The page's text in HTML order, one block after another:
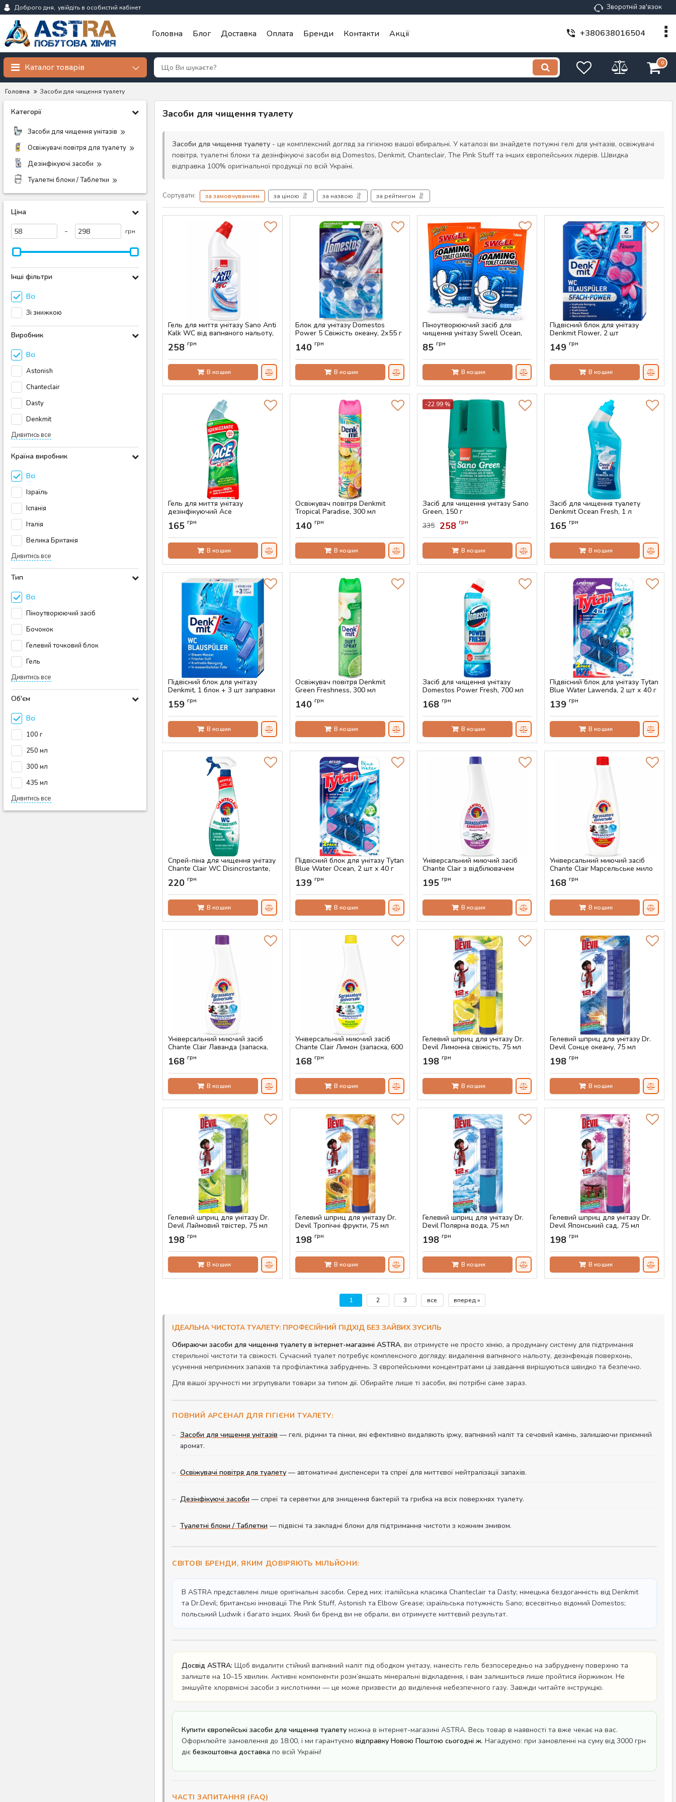
Доброго дня, увійдіть в особистий кабінет Зворотній зв'язок
Головна Блог Доставка Оплата Бренди Контакти Акції +380638016504
Каталог товарів 0
Головна Засоби для чищення туалету
Категорії
Засоби для чищення унітазів
Освіжувачі повітря для туалету
Дезінфікуючі засоби
Туалетні блоки / Таблетки
Ціна
- грн
Інші фільтри
Всі
Зі знижкою
Виробник
Всі
Astonish
Chanteclair
Dasty
Denkmit
Дивитись все
Країна виробник
Всі
Ізраїль
Іспанія
Італія
Велика Британія
Дивитись все
Тип
Всі
Піноутворюючий засіб
Бочонок
Гелевий точковий блок
Гель
Дивитись все
Об'єм
Всі
100 г
250 мл
300 мл
435 мл
Дивитись все
Засоби для чищення туалету
Засоби для чищення туалету - це комплексний догляд за гігієною вашої вбиральні. У каталозі ви знайдете потужні гелі для унітазів, освіжувачі
повітря, туалетні блоки та дезінфікуючі засоби від Domestos, Denkmit, Chanteclair, The Pink Stuff та інших європейських лідерів. Швидка
відправка 100% оригінальної продукції по всій Україні.
Сортувати: за замовчуванням за ціною за назвою за рейтингом
Гель для миття унітазу Sano Anti
Kalk WC від вапняного нальоту,
750 мл
Артикул:
258 грн
В кошик
Блок для унітазу Domestos
Power 5 Свіжість океану, 2х55 г
Артикул:AS-00816
140 грн
В кошик
Піноутворюючий засіб для
чищення унітазу Swell Ocean,
100 г
Артикул:
85 грн
В кошик
Підвісний блок для унітазу
Denkmit Flower, 2 шт
Артикул:AS-00797
149 грн
В кошик
Гель для миття унітазу
дезінфікуючий Ace
Disincrostante, 700 мл
Артикул:
165 грн
В кошик
Освіжувач повітря Denkmit
Tropical Paradise, 300 мл
Артикул:AS-00709
140 грн
В кошик
-22.99 %
Засіб для чищення унітазу Sano
Green, 150 г
Артикул:AS-00639
335 258 грн
В кошик
Засіб для чищення туалету
Denkmit Ocean Fresh, 1 л
Артикул:AS-00634
165 грн
В кошик
Підвісний блок для унітазу
Denkmit, 1 блок + 3 шт заправки
Артикул:AS-00618
159 грн
В кошик
Освіжувач повітря Denkmit
Green Freshness, 300 мл
Артикул:AS-00611
140 грн
В кошик
Засіб для чищення унітазу
Domestos Power Fresh, 700 мл
Артикул:AS-00602
168 грн
В кошик
Підвісний блок для унітазу Tytan
Blue Water Lawenda, 2 шт х 40 г
Артикул:AS-00601
139 грн
В кошик
Спрей-піна для чищення унітазу
Chante Clair WC Disincrostante,
625 мл
Артикул:
220 грн
В кошик
Підвісний блок для унітазу Tytan
Blue Water Ocean, 2 шт х 40 г
Артикул:AS-00473
139 грн
В кошик
Універсальний миючий засіб
Chante Clair з відбілювачем
(запаска, 625 мл)
Артикул:
195 грн
В кошик
Універсальний миючий засіб
Chante Clair Марсельське мило
(запаска, 600 мл)
Артикул:
168 грн
В кошик
Універсальний миючий засіб
Chante Clair Лаванда (запаска,
600 мл)
Артикул:
168 грн
В кошик
Універсальний миючий засіб
Chante Clair Лимон (запаска, 600
Артикул:
168 грн
В кошик
Гелевий шприц для унітазу Dr.
Devil Лимонна свіжість, 75 мл
Артикул:AS-00430
198 грн
В кошик
Гелевий шприц для унітазу Dr.
Devil Сонце океану, 75 мл
Артикул:AS-00429
198 грн
В кошик
Гелевий шприц для унітазу Dr.
Devil Лаймовий твістер, 75 мл
Артикул:AS-00428
198 грн
В кошик
Гелевий шприц для унітазу Dr.
Devil Тропічні фрукти, 75 мл
Артикул:AS-00427
198 грн
В кошик
Гелевий шприц для унітазу Dr.
Devil Полярна вода, 75 мл
Артикул:AS-00426
198 грн
В кошик
Гелевий шприц для унітазу Dr.
Devil Японський сад, 75 мл
Артикул:AS-00425
198 грн
В кошик
1 2 3 все вперед »
ІДЕАЛЬНА ЧИСТОТА ТУАЛЕТУ: ПРОФЕСІЙНИЙ ПІДХІД БЕЗ ЗАЙВИХ ЗУСИЛЬ
Обираючи засоби для чищення туалету в інтернет-магазині ASTRA, ви отримуєте не просто хімію, а продуману систему для підтримання
стерильної чистоти та свіжості. Сучасний туалет потребує комплексного догляду: видалення вапняного нальоту, дезінфекція поверхонь,
усунення неприємних запахів та профілактика забруднень. З європейськими концентратами ці завдання вирішуються швидко та безпечно.
Для вашої зручності ми згрупували товари за типом дії. Обирайте лише ті засоби, які потрібні саме зараз.
ПОВНИЙ АРСЕНАЛ ДЛЯ ГІГІЄНИ ТУАЛЕТУ:
Засоби для чищення унітазів — гелі, рідини та пінки, які ефективно видаляють іржу, вапняний наліт та сечовий камінь, залишаючи приємний
аромат.
Освіжувачі повітря для туалету — автоматичні диспенсери та спреї для миттєвої нейтралізації запахів.
Дезінфікуючі засоби — спреї та серветки для знищення бактерій та грибка на всіх поверхнях туалету.
Туалетні блоки / Таблетки — підвісні та закладні блоки для підтримання чистоти з кожним змивом.
СВІТОВІ БРЕНДИ, ЯКИМ ДОВІРЯЮТЬ МІЛЬЙОНИ:
В ASTRA представлені лише оригінальні засоби. Серед них: італійська класика Chanteclair та Dasty; німецька бездоганність від Denkmit
та Dr.Devil; британські інновації The Pink Stuff, Astonish та Elbow Grease; ізраїльська потужність Sano; всесвітньо відомий Domestos;
польський Ludwik і багато інших. Який би бренд ви не обрали, ви отримуєте миттєвий результат.
Досвід ASTRA: Щоб видалити стійкий вапняний наліт під ободком унітазу, нанесіть гель безпосередньо на забруднену поверхню та
залиште на 10–15 хвилин. Активні компоненти розм’якшать мінеральні відкладення, і вам залишиться лише пройтися йоржиком. Не
змішуйте хлорвмісні засоби з кислотними — це може призвести до виділення небезпечного газу. Завжди читайте інструкцію.
Купити європейські засоби для чищення туалету можна в інтернет-магазині ASTRA. Весь товар в наявності та вже чекає на вас.
Оформлюйте замовлення до 18:00, і ми гарантуємо відправку Новою Поштою сьогодні ж. Нагадуємо: при замовленні на суму від 3000 грн
діє безкоштовна доставка по всій Україні!
ЧАСТІ ЗАПИТАННЯ (FAQ)